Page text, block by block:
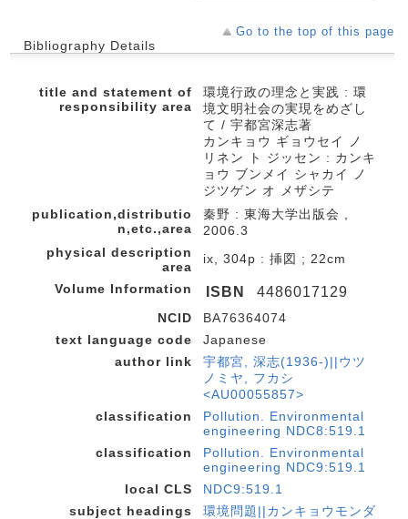
Go to the top of this page
Bibliography Details
title and statement of
responsibility area
環境行政の理念と実践 : 環
境文明社会の実現をめざし
て / 宇都宮深志著
カンキョウ ギョウセイ ノ
リネン ト ジッセン : カンキ
ョウ ブンメイ シャカイ ノ
ジツゲン オ メザシテ
publication,distributio
n,etc.,area
秦野 : 東海大学出版会 ,
2006.3
physical description
area
ix, 304p : 挿図 ; 22cm
Volume Information ISBN 4486017129
NCID
BA76364074
text language code
Japanese
author link
宇都宮, 深志(1936-)||ウツ
ノミヤ, フカシ
<AU00055857>
classification
Pollution. Environmental
engineering NDC8:519.1
classification
Pollution. Environmental
engineering NDC9:519.1
local CLS
NDC9:519.1
subject headings
環境問題||カンキョウモンダ